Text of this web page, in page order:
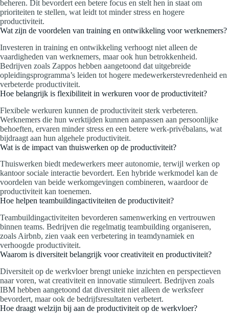
beheren. Dit bevordert een betere focus en stelt hen in staat om
prioriteiten te stellen, wat leidt tot minder stress en hogere
productiviteit.
Wat zijn de voordelen van training en ontwikkeling voor werknemers?
Investeren in training en ontwikkeling verhoogt niet alleen de
vaardigheden van werknemers, maar ook hun betrokkenheid.
Bedrijven zoals Zappos hebben aangetoond dat uitgebreide
opleidingsprogramma’s leiden tot hogere medewerkerstevredenheid en
verbeterde productiviteit.
Hoe belangrijk is flexibiliteit in werkuren voor de productiviteit?
Flexibele werkuren kunnen de productiviteit sterk verbeteren.
Werknemers die hun werktijden kunnen aanpassen aan persoonlijke
behoeften, ervaren minder stress en een betere werk-privébalans, wat
bijdraagt aan hun algehele productiviteit.
Wat is de impact van thuiswerken op de productiviteit?
Thuiswerken biedt medewerkers meer autonomie, terwijl werken op
kantoor sociale interactie bevordert. Een hybride werkmodel kan de
voordelen van beide werkomgevingen combineren, waardoor de
productiviteit kan toenemen.
Hoe helpen teambuildingactiviteiten de productiviteit?
Teambuildingactiviteiten bevorderen samenwerking en vertrouwen
binnen teams. Bedrijven die regelmatig teambuilding organiseren,
zoals Airbnb, zien vaak een verbetering in teamdynamiek en
verhoogde productiviteit.
Waarom is diversiteit belangrijk voor creativiteit en productiviteit?
Diversiteit op de werkvloer brengt unieke inzichten en perspectieven
naar voren, wat creativiteit en innovatie stimuleert. Bedrijven zoals
IBM hebben aangetoond dat diversiteit niet alleen de werksfeer
bevordert, maar ook de bedrijfsresultaten verbetert.
Hoe draagt welzijn bij aan de productiviteit op de werkvloer?